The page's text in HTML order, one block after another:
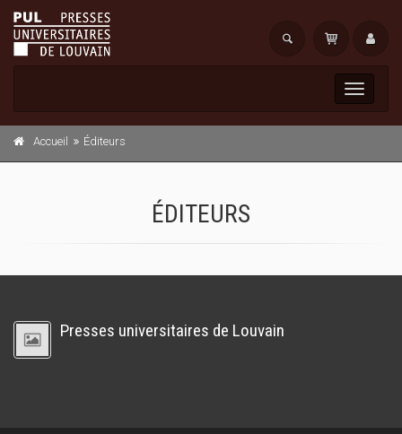
Toggle
Accueil Éditeurs
ÉDITEURS
Presses universitaires de Louvain